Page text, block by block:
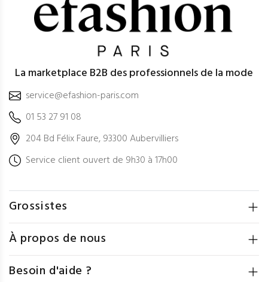
La marketplace B2B des professionnels de la mode
service@efashion-paris.com
01 53 27 91 08
204 Bd Félix Faure, 93300 Aubervilliers
Service client ouvert de 9h30 à 17h00
Grossistes
À propos de nous
Besoin d'aide ?